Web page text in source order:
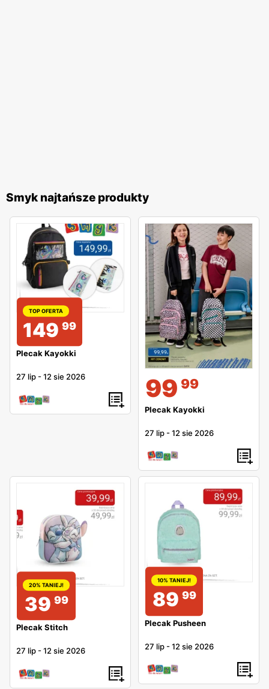
Smyk najtańsze produkty
TOP OFERTA
149 99
Plecak Kayokki
27 lip -12 sie 2026 99 99
Plecak Kayokki
27 lip -12 sie 2026
20% TANIEJ!
39 99
Plecak Stitch
27 lip -12 sie 2026
10% TANIEJ!
89 99
Plecak Pusheen
27 lip -12 sie 2026